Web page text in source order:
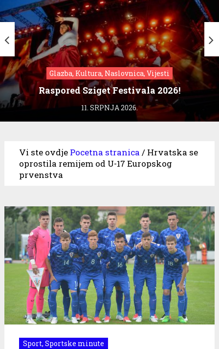
Glazba, Kultura, Naslovnica, Vijesti
Raspored Sziget Festivala 2026!
11. SRPNJA 2026.
Vi ste ovdje Pocetna stranica / Hrvatska se
oprostila remijem od U-17 Europskog
prvenstva
Sport, Sportske minute